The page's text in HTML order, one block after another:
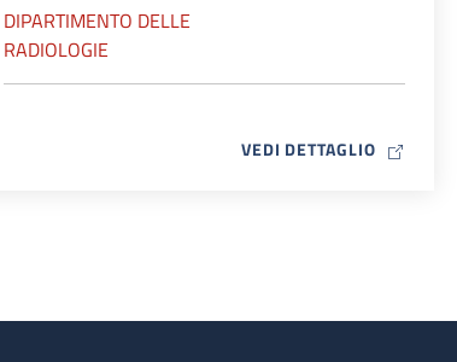
DIPARTIMENTO DELLE
RADIOLOGIE
VEDI DETTAGLIOMAP ICON